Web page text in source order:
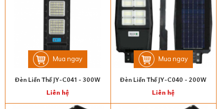
Mua ngay
Đèn Liền Thể JY-C041 - 300W
Liên hệ
Mua ngay
Đèn Liền Thể JY-C040 - 200W
Liên hệ